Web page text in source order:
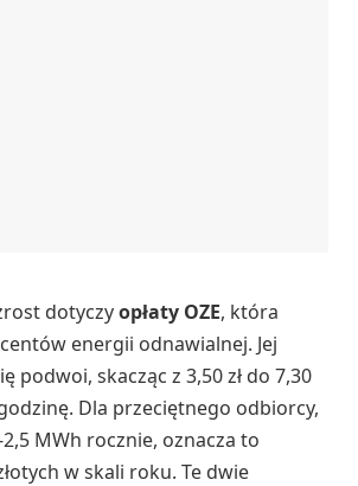
dotyczyopłaty OZE, która
energii odnawialnej. Jej
podwoi, skacząc z 3,50 zł do 7,30
Dla przeciętnego odbiorcy,
MWh rocznie, oznacza to
w skali roku. Te dwie